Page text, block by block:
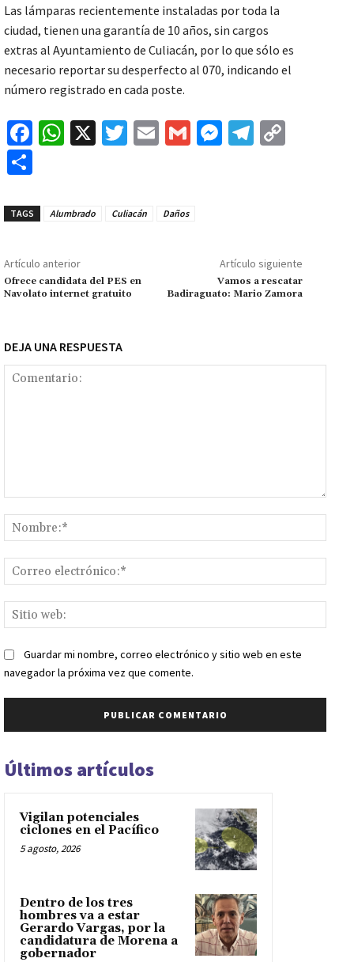
Las lámparas recientemente instaladas por toda la
ciudad, tienen una garantía de 10 años, sin cargos
extras al Ayuntamiento de Culiacán, por lo que sólo es
necesario reportar su desperfecto al 070, indicando el
número registrado en cada poste.
Fa
o
k
W
sA
p
X
T
er
E
l
G
M
r
Te
n
k
m
ar
tir
TAGS Alumbrado Culiacán Daños
Artículo anterior
Ofrece candidata del PES en
Navolato internet gratuito
Artículo siguiente
Vamos a rescatar
Badiraguato: Mario Zamora
DEJA UNA RESPUESTA
web:
Guardar mi nombre, correo electrónico y sitio web en este
navegador la próxima vez que comente.
Últimos artículos
Vigilan potenciales
ciclones en el Pacífico
5 agosto, 2026
Dentro de los tres
hombres va a estar
Gerardo Vargas, por la
candidatura de Morena a
gobernador